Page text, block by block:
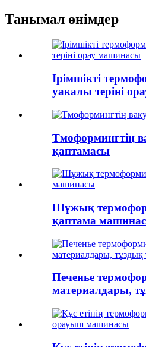
Танымал өнімдер
Ірімшікті
уакалы теріні
Тмоформингтің
қаптамасы
Шұжық
қаптама
Печенье
материалдары,